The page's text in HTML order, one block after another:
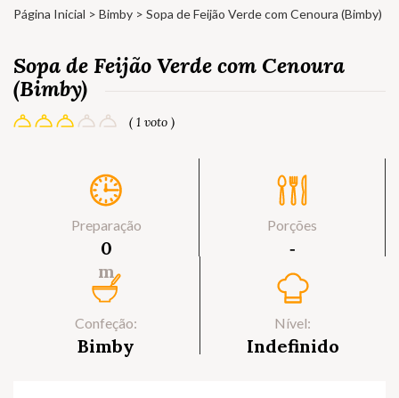
Página Inicial > Bimby > Sopa de Feijão Verde com Cenoura (Bimby)
Sopa de Feijão Verde com Cenoura
(Bimby)
( 1 voto )
Preparação
0
m
Porções
‐
Confeção:
Bimby
Nível:
Indefinido